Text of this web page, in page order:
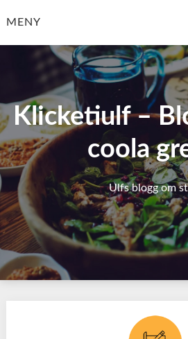
tillMENY
Klicketiulf –
coola
Ulfs blogg om